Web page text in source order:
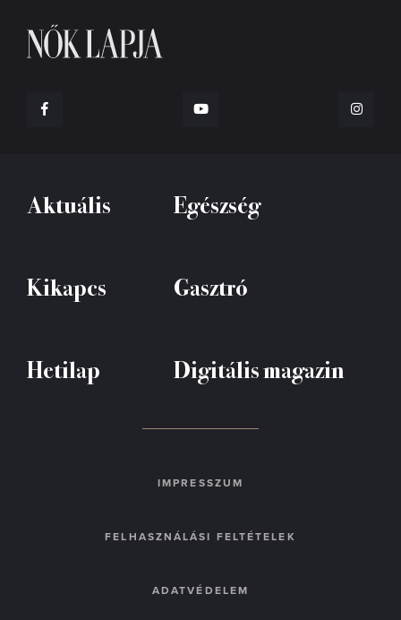
Aktuális Egészség
Kikapcs Gasztró
Hetilap Digitális magazin
IMPRESSZUM
FELHASZNÁLÁSI FELTÉTELEK
ADATVÉDELEM